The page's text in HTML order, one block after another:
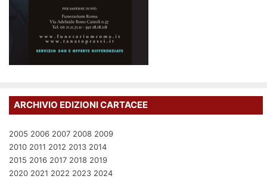
ARCHIVIO EDIZIONI CARTACEE
2005 2006 2007 2008 2009
2010 2011 2012 2013 2014
2015 2016 2017 2018 2019
2020 2021 2022 2023 2024